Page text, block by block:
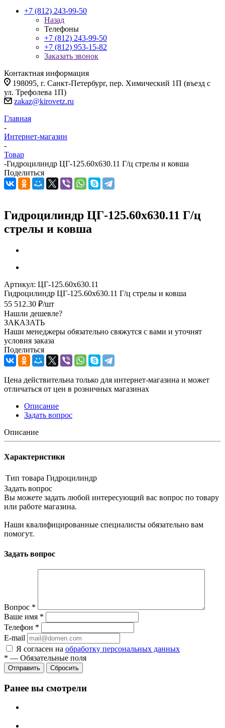
+7 (812) 243-99-50
Назад
Телефоны
+7 (812) 243-99-50
+7 (812) 953-15-82
Заказать звонок
Контактная информация
198095, г. Санкт-Петербург, пер. Химический 1П (въезд с
ул. Трефолева 1П)
zakaz@kirovetz.ru
Главная
-
Интернет-магазин
-
Товар
-Гидроцилиндр ЦГ-125.60х630.11 Г/ц стрелы и ковша
Поделиться
Гидроцилиндр ЦГ-125.60х630.11 Г/ц
стрелы и ковша
Артикул: ЦГ-125.60х630.11
Гидроцилиндр ЦГ-125.60х630.11 Г/ц стрелы и ковша
55 512.30 ₽/шт
Нашли дешевле?
ЗАКАЗАТЬ
Наши менеджеры обязательно свяжутся с вами и уточнят
условия заказа
Поделиться
Цена действительна только для интернет-магазина и может
отличаться от цен в розничных магазинах
Описание
Задать вопрос
Описание
Характеристики
Тип товара Гидроцилиндр
Задать вопрос
Вы можете задать любой интересующий вас вопрос по товару
или работе магазина.
Наши квалифицированные специалисты обязательно вам
помогут.
Задать вопрос
Вопрос *
Ваше имя *
Телефон *
E-mail
Я согласен на обработку персональных данных
* — Обязательные поля
Сбросить
Ранее вы смотрели